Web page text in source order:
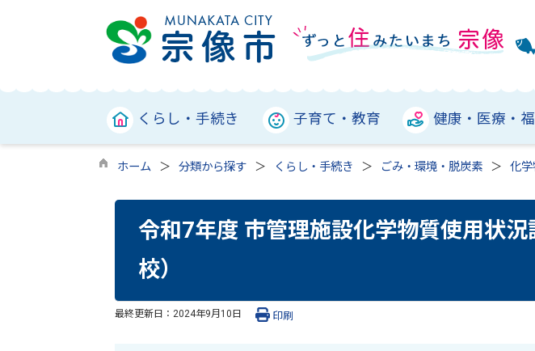
くらし・手続き 子育て・教育 健康・医療・
ホーム 分類から探す くらし・手続き ごみ・環境・脱炭素 化
令和7年度 市管理施設化学物質使用状
校）
最終更新日： 2024年9月10日 印刷